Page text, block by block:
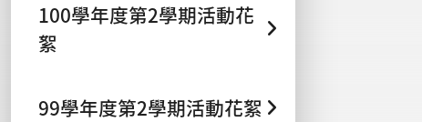
100學年度第2學期活動花
絮
99學年度第2學期活動花絮